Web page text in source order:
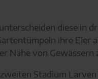
diese in
ihre Eier
Nähe von Gewässern
Stadium